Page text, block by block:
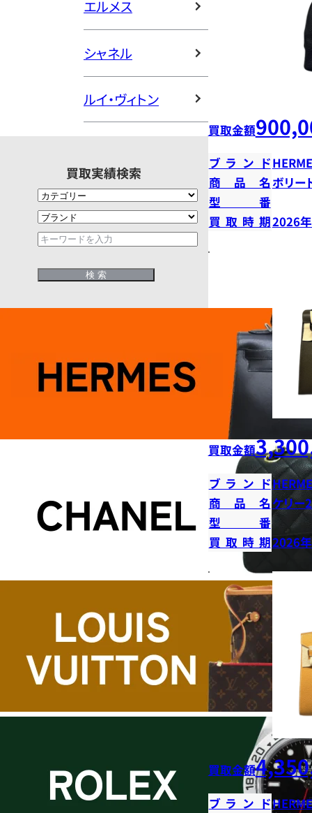
エルメス
シャネル
ルイ・ヴィトン
買取実績検索
買取金額
ブランド
商品名ボリー
型番
買取時期2026
買取金額
ブランド
商品名ケリー
型番
買取時期2026
買取金額
ブランド